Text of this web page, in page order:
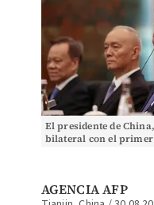
El presidente de
bilateral con el
AGENCIA AFP